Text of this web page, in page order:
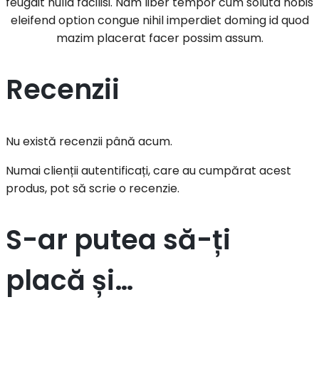
eleifend option congue nihil imperdiet doming id quod
mazim placerat facer possim assum.
Recenzii
Nu există recenzii până acum.
Numai clienții autentificați, care au cumpărat acest
produs, pot să scrie o recenzie.
S-ar putea să-ți
placă și…